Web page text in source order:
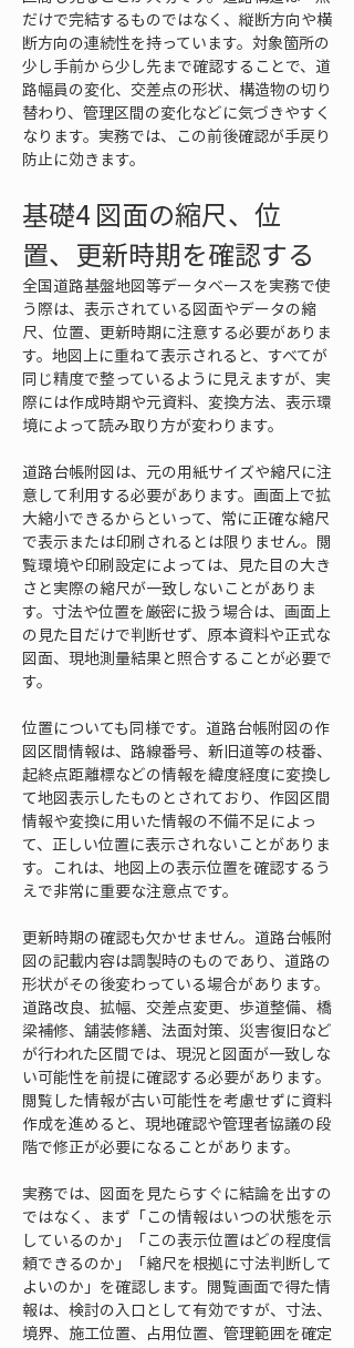
だけで完結するものではなく、縦断方向や横
断方向の連続性を持っています。対象箇所の
少し手前から少し先まで確認することで、道
路幅員の変化、交差点の形状、構造物の切り
替わり、管理区間の変化などに気づきやすく
なります。実務では、この前後確認が手戻り
防止に効きます。
基礎4 図面の縮尺、位
置、更新時期を確認する
全国道路基盤地図等データベースを実務で使
う際は、表示されている図面やデータの縮
尺、位置、更新時期に注意する必要がありま
す。地図上に重ねて表示されると、すべてが
同じ精度で整っているように見えますが、実
際には作成時期や元資料、変換方法、表示環
境によって読み取り方が変わります。
道路台帳附図は、元の用紙サイズや縮尺に注
意して利用する必要があります。画面上で拡
大縮小できるからといって、常に正確な縮尺
で表示または印刷されるとは限りません。閲
覧環境や印刷設定によっては、見た目の大き
さと実際の縮尺が一致しないことがありま
す。寸法や位置を厳密に扱う場合は、画面上
の見た目だけで判断せず、原本資料や正式な
図面、現地測量結果と照合することが必要で
す。
位置についても同様です。道路台帳附図の作
図区間情報は、路線番号、新旧道等の枝番、
起終点距離標などの情報を緯度経度に変換し
て地図表示したものとされており、作図区間
情報や変換に用いた情報の不備不足によっ
て、正しい位置に表示されないことがありま
す。これは、地図上の表示位置を確認するう
えで非常に重要な注意点です。
更新時期の確認も欠かせません。道路台帳附
図の記載内容は調製時のものであり、道路の
形状がその後変わっている場合があります。
道路改良、拡幅、交差点変更、歩道整備、橋
梁補修、舗装修繕、法面対策、災害復旧など
が行われた区間では、現況と図面が一致しな
い可能性を前提に確認する必要があります。
閲覧した情報が古い可能性を考慮せずに資料
作成を進めると、現地確認や管理者協議の段
階で修正が必要になることがあります。
実務では、図面を見たらすぐに結論を出すの
ではなく、まず「この情報はいつの状態を示
しているのか」「この表示位置はどの程度信
頼できるのか」「縮尺を根拠に寸法判断して
よいのか」を確認します。閲覧画面で得た情
報は、検討の入口として有効ですが、寸法、
境界、施工位置、占用位置、管理範囲を確定